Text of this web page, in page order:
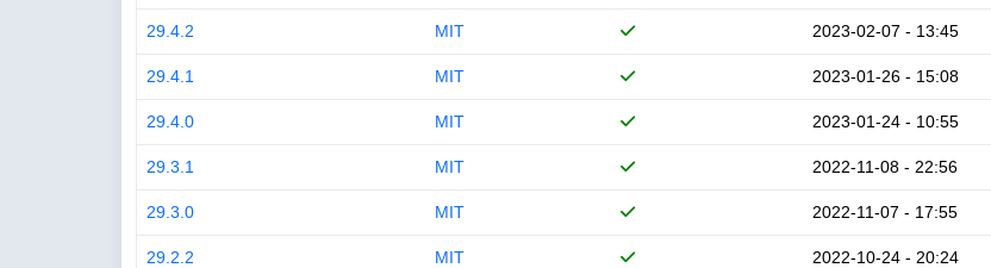
29.4.2 MIT 2023-02-07 - 13:45
29.4.1 MIT 2023-01-26 - 15:08
29.4.0 MIT 2023-01-24 - 10:55
29.3.1 MIT 2022-11-08 - 22:56
29.3.0 MIT 2022-11-07 - 17:55
29.2.2 MIT 2022-10-24 - 20:24